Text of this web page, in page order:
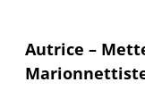
Autrice –